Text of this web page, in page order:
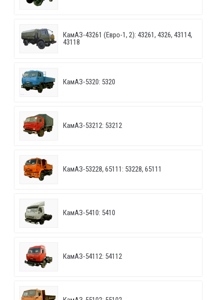
КамАЗ-43261 (Евро-1, 2): 43261, 4326, 43114,
43118
КамАЗ-5320: 5320
КамАЗ-53212: 53212
КамАЗ-53228, 65111: 53228, 65111
КамАЗ-5410: 5410
КамАЗ-54112: 54112